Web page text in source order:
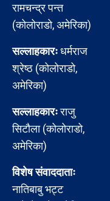
रामचन्द्र पन्त
(कोलोराडो, अमेरिका)
सल्लाहकारःधर्मराज
श्रेष्ठ (कोलोराडो,
अमेरिका)
सल्लाहकारःराजु
सिटौला (कोलोराडो,
अमेरिका)
विशेष संवाददाताः
नातिबाबु भट्ट